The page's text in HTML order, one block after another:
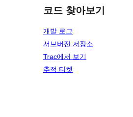
코드 찾아보기
개발 로그
서브버전 저장소
Trac에서 보기
추적 티켓